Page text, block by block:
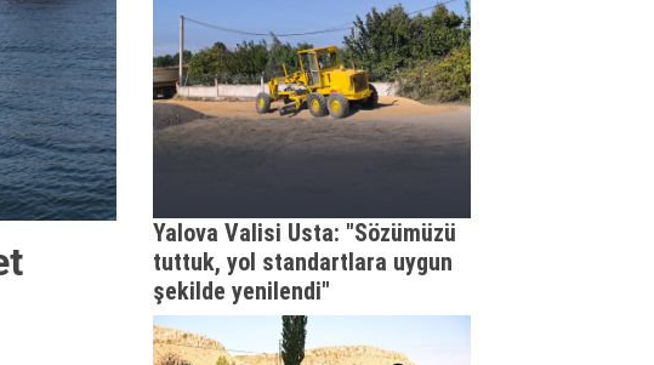
Yalova Valisi Usta: "Sözümüzü
tuttuk, yol standartlara uygun
şekilde yenilendi"